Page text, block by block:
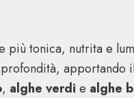
tonica, nutrita e
apportando
, alghe verdi e alghe